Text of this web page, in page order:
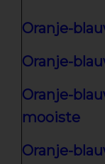
Oranje-
Oranje-
Oranje-
mooiste
Oranje-